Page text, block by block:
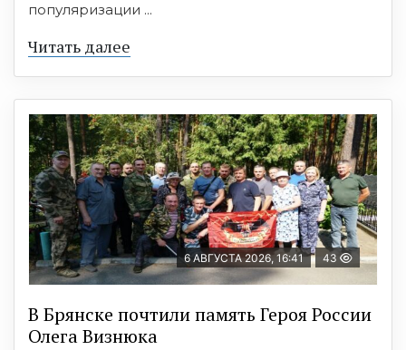
популяризации ...
Читать далее
6 АВГУСТА 2026, 16:41 43
В Брянске почтили память Героя России
Олега Визнюка